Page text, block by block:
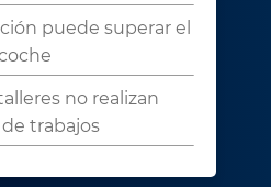
puede superar el
no realizan
trabajos